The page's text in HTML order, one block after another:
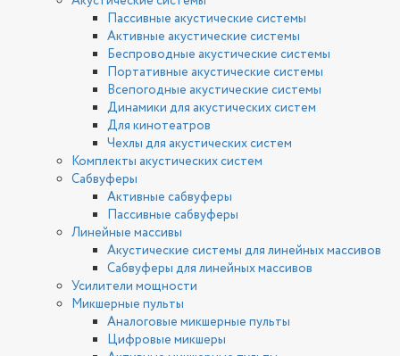
Пассивные акустические системы
Активные акустические системы
Беспроводные акустические системы
Портативные акустические системы
Всепогодные акустические системы
Динамики для акустических систем
Для кинотеатров
Чехлы для акустических систем
Комплекты акустических систем
Сабвуферы
Активные сабвуферы
Пассивные сабвуферы
Линейные массивы
Акустические системы для линейных массивов
Сабвуферы для линейных массивов
Усилители мощности
Микшерные пульты
Аналоговые микшерные пульты
Цифровые микшеры